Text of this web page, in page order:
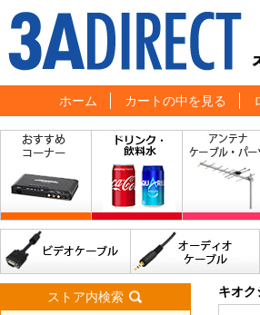
ホーム カートの中を見る
ストア内検索 キオ